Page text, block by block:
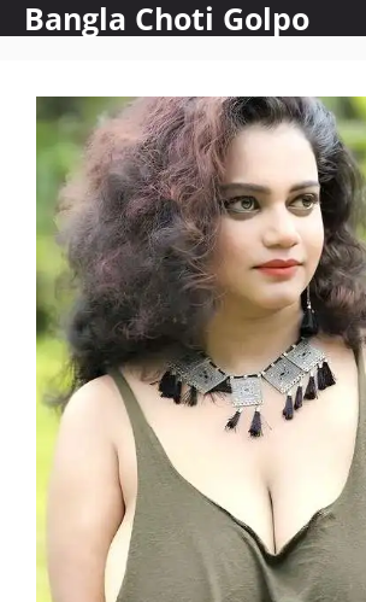
Skip
to
Bangla Choti Golpo